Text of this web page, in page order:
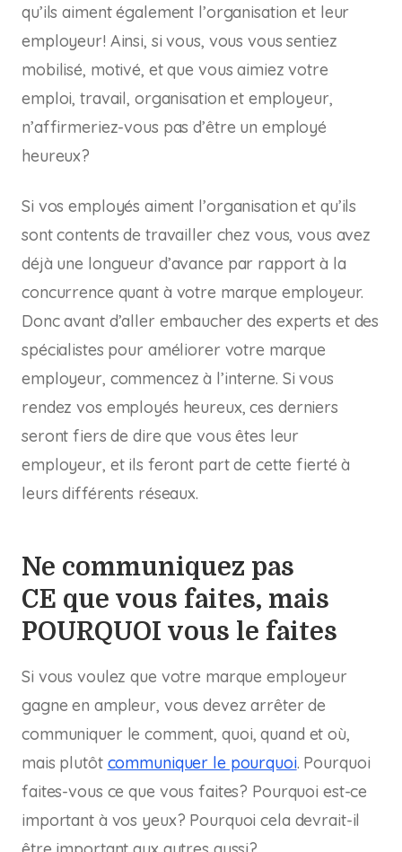
qu’ils aiment également l’organisation et leur
employeur! Ainsi, si vous, vous vous sentiez
mobilisé, motivé, et que vous aimiez votre
emploi, travail, organisation et employeur,
n’affirmeriez-vous pas d’être un employé
heureux?
Si vos employés aiment l’organisation et qu’ils
sont contents de travailler chez vous, vous avez
déjà une longueur d’avance par rapport à la
concurrence quant à votre marque employeur.
Donc avant d’aller embaucher des experts et des
spécialistes pour améliorer votre marque
employeur, commencez à l’interne. Si vous
rendez vos employés heureux, ces derniers
seront fiers de dire que vous êtes leur
employeur, et ils feront part de cette fierté à
leurs différents réseaux.
Ne communiquez pas
CE que vous faites, mais
POURQUOI vous le faites
Si vous voulez que votre marque employeur
gagne en ampleur, vous devez arrêter de
communiquer le comment, quoi, quand et où,
mais plutôt communiquer le pourquoi. Pourquoi
faites-vous ce que vous faites? Pourquoi est-ce
important à vos yeux? Pourquoi cela devrait-il